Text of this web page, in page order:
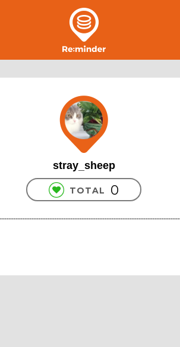
stray_sheep
TOTAL 0